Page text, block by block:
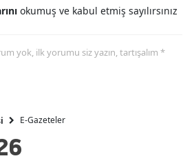
Manisa
Mardin
okumuş ve kabul etmiş sayılırsınız
yok, ilk yorumu siz yazın, tartışalım *
E-Gazeteler